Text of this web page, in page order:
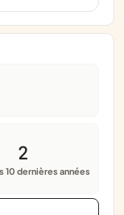
2
10 dernières années